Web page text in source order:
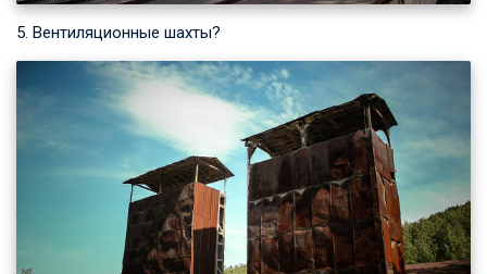
5. Вентиляционные шахты?